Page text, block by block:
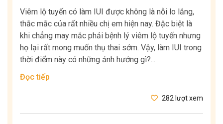
Viêm lộ tuyến có làm IUI được không là nỗi lo lắng,
thắc mắc của rất nhiều chị em hiện nay. Đặc biệt là
khi chẳng may mắc phải bệnh lý viêm lộ tuyến nhưng
họ lại rất mong muốn thụ thai sớm. Vậy, làm IUI trong
thời điểm này có những ảnh hưởng gì?...
Đọc tiếp
282 lượt xem